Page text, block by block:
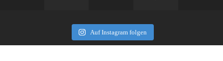
Auf Instagram folgen